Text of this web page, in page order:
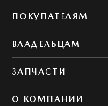
Mazda CX-50
ПОКУПАТЕЛЯМ
Корпоративным клиентам
ВЛАДЕЛЬЦАМ
Сервис и ремонт
Обслуживание
ЗАПЧАСТИ
MZD Oil & Parts
О КОМПАНИИ